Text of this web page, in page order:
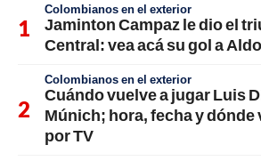
Colombianos en el exterior
Jaminton Campaz le dio el
Central: vea acá su gol a
Colombianos en el exterior
Cuándo vuelve a jugar Luis
Múnich; hora, fecha y dónde
por TV